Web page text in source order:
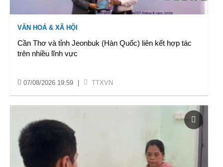
VĂN HOÁ & XÃ HỘI
Cần Thơ và tỉnh Jeonbuk (Hàn Quốc) liên kết hợp tác
trên nhiều lĩnh vực
07/08/2026 19:59 TTXVN